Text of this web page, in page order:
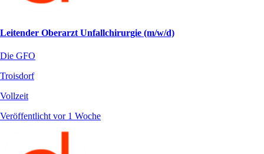
Leitender Oberarzt Unfallchirurgie (m/w/d)
Die GFO
Troisdorf
Vollzeit
Veröffentlicht vor 1 Woche